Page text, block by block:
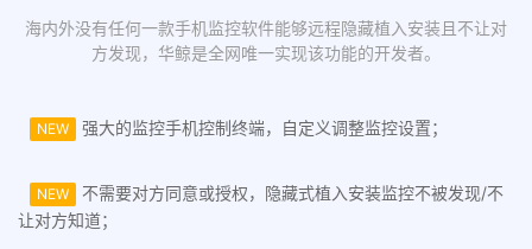
海内外没有任何一款手机监控软件能够远程隐藏植入安装且不让对
方发现，华鲸是全网唯一实现该功能的开发者。
NEW 强大的监控手机控制终端，自定义调整监控设置；
NEW
不需要对方同意或授权，隐藏式植入安装监控不被发现/不
让对方知道；